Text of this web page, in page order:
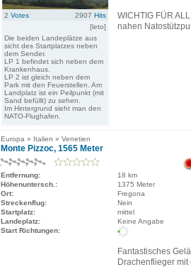
2 Votes 2907 Hits
[leto]
Die beiden Landeplätze aus
sicht des Startplatzes neben
dem Sender.
LP 1 befindet sich neben dem
Krankenhaus.
LP 2 ist gleich neben dem
Park mit den Feuerstellen. Am
Landplatz ist ein Peilpunkt (mit
Sand befüllt) zu sehen.
Im Hintergrund sieht man den
NATO-Flughafen.
WICHTIG FÜR
nahen
Europa » Italien » Venetien
Monte Pizzoc, 1565 Meter
Entfernung:
18 km
Höhenuntersch.:
1375 Meter
Ort:
Fregona
Streckenflug:
Nein
Startplatz:
mittel
Landeplatz:
Keine Angabe
Start Richtungen:
Fantastisches
Drachenflieger